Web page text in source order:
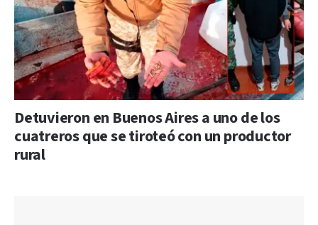
Detuvieron en Buenos Aires a uno de los
cuatreros que se tiroteó con un productor
rural